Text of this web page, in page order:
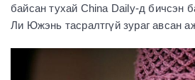
байсан тухай China Daily-д бичсэн
Ли Южэнь тасралтгүй зураг авсан